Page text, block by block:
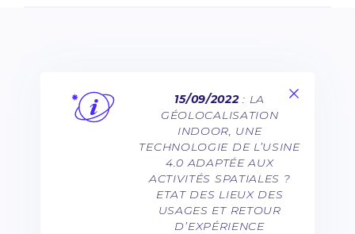
15/09/2022 : LA
GÉOLOCALISATION
INDOOR, UNE
TECHNOLOGIE DE L’USINE
4.0 ADAPTÉE AUX
ACTIVITÉS SPATIALES ?
ETAT DES LIEUX DES
USAGES ET RETOUR
D’EXPÉRIENCE